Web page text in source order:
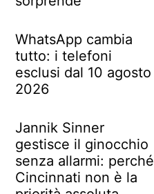
WhatsApp cambia
tutto: i telefoni
esclusi dal 10 agosto
2026
Jannik Sinner
gestisce il ginocchio
senza allarmi: perché
Cincinnati non è la